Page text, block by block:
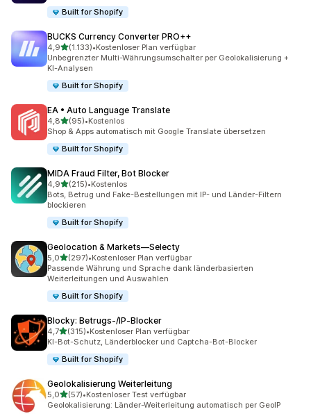
Built for Shopify
BUCKS Currency Converter PRO++
4,9von 5 Sternen
(1.133)
1133 Rezensionen insgesamt
•Kostenloser Plan verfügbar
Unbegrenzter Multi-Währungsumschalter per Geolokalisierung +
KI-Analysen
Built for Shopify
EA • Auto Language Translate
4,8von 5 Sternen
(95)
95 Rezensionen insgesamt
•Kostenlos
Shop & Apps automatisch mit Google Translate übersetzen
Built for Shopify
MIDA Fraud Filter, Bot Blocker
4,9von 5 Sternen
(215)
215 Rezensionen insgesamt
•Kostenlos
Bots, Betrug und Fake-Bestellungen mit IP- und Länder-Filtern
blockieren
Built for Shopify
Geolocation & Markets—Selecty
5,0von 5 Sternen
(297)
297 Rezensionen insgesamt
•Kostenloser Plan verfügbar
Passende Währung und Sprache dank länderbasierten
Weiterleitungen und Auswahlen
Built for Shopify
Blocky: Betrugs‑/IP‑Blocker
4,7von 5 Sternen
(315)
315 Rezensionen insgesamt
•Kostenloser Plan verfügbar
KI-Bot-Schutz, Länderblocker und Captcha-Bot-Blocker
Built for Shopify
Geolokalisierung Weiterleitung
5,0von 5 Sternen
(57)
57 Rezensionen insgesamt
•Kostenloser Test verfügbar
Geolokalisierung: Länder-Weiterleitung automatisch per GeoIP